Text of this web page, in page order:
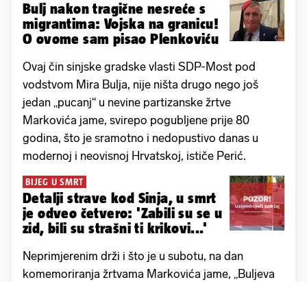
Bulj nakon tragične nesreće s
migrantima: Vojska na granicu!
O ovome sam pisao Plenkoviću
Ovaj čin sinjske gradske vlasti SDP-Most pod
vodstvom Mira Bulja, nije ništa drugo nego još
jedan „pucanj“ u nevine partizanske žrtve
Markovića jame, svirepo pogubljene prije 80
godina, što je sramotno i nedopustivo danas u
modernoj i neovisnoj Hrvatskoj, ističe Perić.
BIJEG U SMRT
Detalji strave kod Sinja, u smrt
je odveo četvero: 'Zabili su se u
zid, bili su strašni ti krikovi...'
Neprimjerenim drži i što je u subotu, na dan
komemoriranja žrtvama Markovića jame, „Buljeva